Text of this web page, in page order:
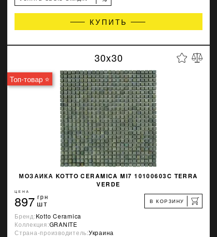
КУПИТЬ
Топ-товар ⭐
30x30
МОЗАИКА KOTTO CERAMICA MI7 10100603C TERRA
VERDE
ЦЕНА
897 грн
шт В КОРЗИНУ
Бренд:Kotto Ceramica
Коллекция:GRANITE
Страна-производитель:Украина